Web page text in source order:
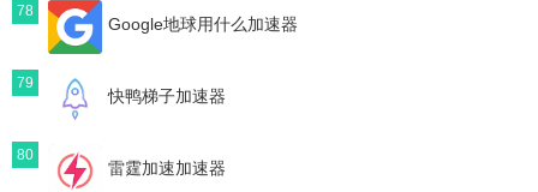
78
Google地球用什么加速器
79
快鸭梯子加速器
80
雷霆加速加速器